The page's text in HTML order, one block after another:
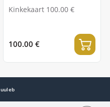
Kinkekaart 100.00 €
100.00 €